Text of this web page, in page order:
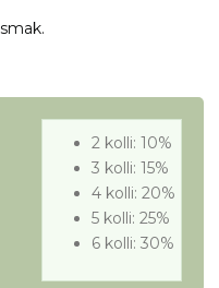
2 kolli: 10%
3 kolli: 15%
4 kolli: 20%
5 kolli: 25%
6 kolli: 30%